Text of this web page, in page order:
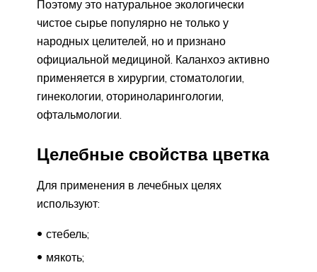
Поэтому это натуральное экологически
чистое сырье популярно не только у
народных целителей, но и признано
официальной медициной. Каланхоэ активно
применяется в хирургии, стоматологии,
гинекологии, оториноларингологии,
офтальмологии.
Целебные свойства цветка
Для применения в лечебных целях
используют:
стебель;
мякоть;